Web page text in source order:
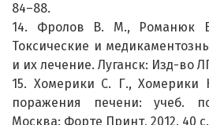
84–88.
14. Фролов В. М., Романюк
Токсические и
и их лечение. Луганск: Изд-во
15. Хомерики С. Г., Хомерики
поражения печени: учеб.
Москва: Форте Принт, 2012. 40 с.